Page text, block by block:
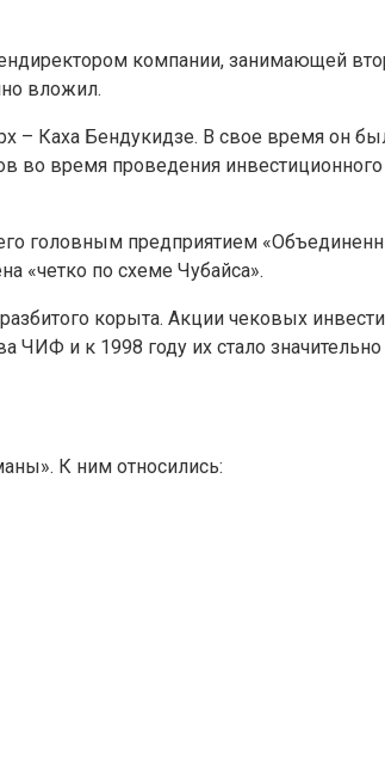
компании, занимающей
вложил.
– Каха Бендукидзе. В свое время он
во время проведения
головным предприятием
«четко по схеме Чубайса».
корыта. Акции чековых
ЧИФ и к 1998 году их стало
К ним относились: